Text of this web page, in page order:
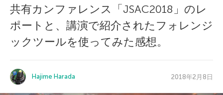
共有カンファレンス「JSAC2018」のレ
ポートと、講演で紹介されたフォレンジ
ックツールを使ってみた感想。
Hajime Harada 2018年2月8日